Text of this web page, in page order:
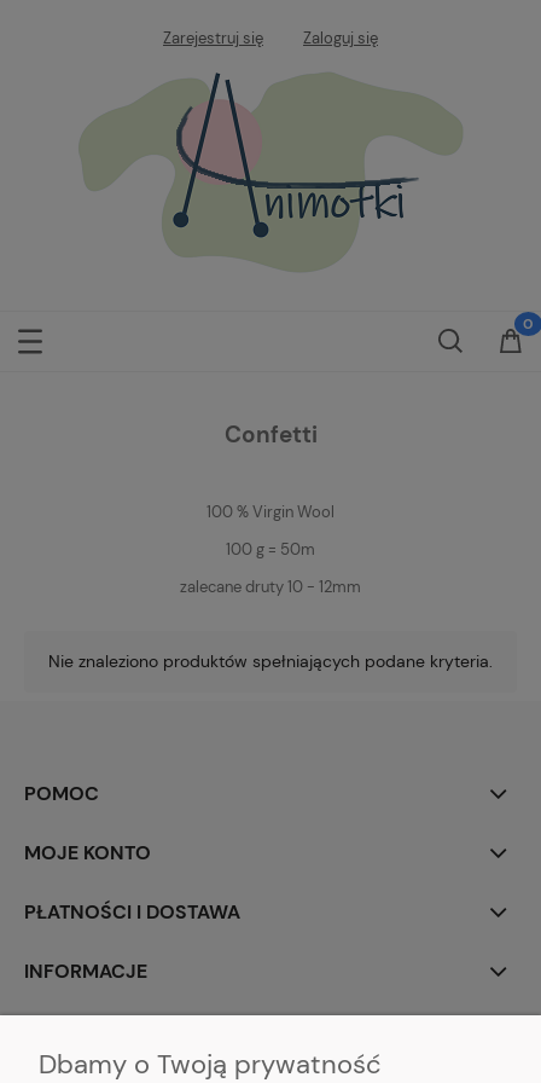
Zarejestruj się Zaloguj się
Confetti
100 % Virgin Wool
100 g = 50m
zalecane druty 10 - 12mm
Nie znaleziono produktów spełniających podane kryteria.
POMOC
MOJE KONTO
PŁATNOŚCI I DOSTAWA
INFORMACJE
Dbamy o Twoją prywatność